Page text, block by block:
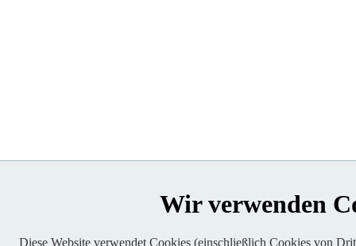
Wir verwenden
Diese Website verwendet Cookies (einschließlich Cookies von